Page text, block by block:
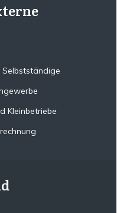
Kleinbetriebe